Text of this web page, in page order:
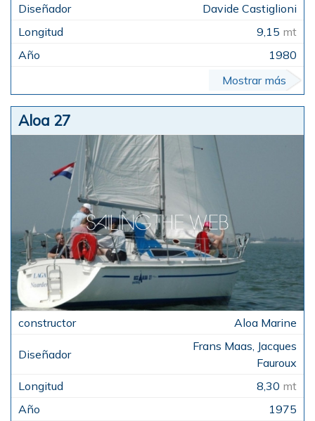
Davide Castiglioni
9,15 mt
1980
Mostrar más
Aloa 27
Aloa Marine
Frans Maas, Jacques
Fauroux
8,30 mt
1975